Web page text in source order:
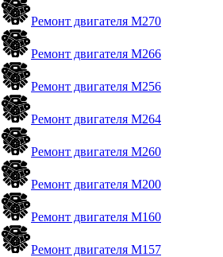
Ремонт двигателя М270
Ремонт двигателя М266
Ремонт двигателя М256
Ремонт двигателя М264
Ремонт двигателя М260
Ремонт двигателя M200
Ремонт двигателя М160
Ремонт двигателя М157